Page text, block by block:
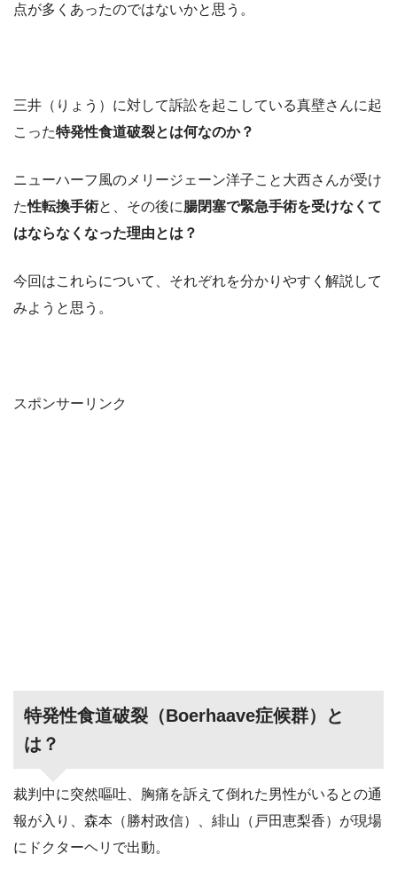
点が多くあったのではないかと思う。
三井（りょう）に対して訴訟を起こしている真壁さんに起
こった特発性食道破裂とは何なのか？
ニューハーフ風のメリージェーン洋子こと大西さんが受け
た性転換手術と、その後に腸閉塞で緊急手術を受けなくて
はならなくなった理由とは？
今回はこれらについて、それぞれを分かりやすく解説して
みようと思う。
スポンサーリンク
特発性食道破裂（Boerhaave症候群）と
は？
裁判中に突然嘔吐、胸痛を訴えて倒れた男性がいるとの通
報が入り、森本（勝村政信）、緋山（戸田恵梨香）が現場
にドクターヘリで出動。